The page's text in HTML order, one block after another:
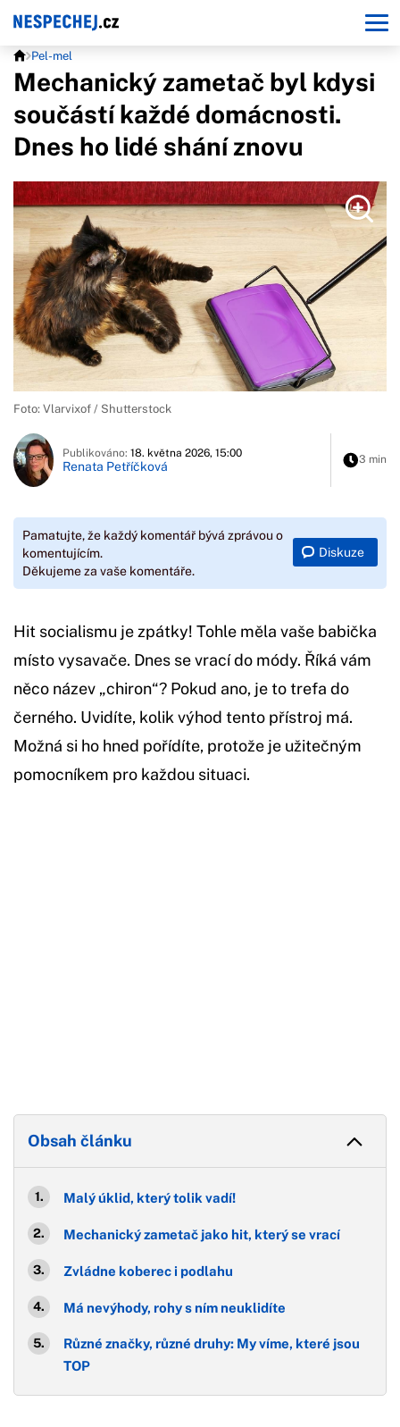
Pel-mel
Mechanický zametač byl kdysi
součástí každé domácnosti.
Dnes ho lidé shání znovu
Foto: Vlarvixof / Shutterstock
Publikováno: 18. května 2026, 15:00
Renata Petříčková 3 min
Pamatujte, že každý komentář bývá zprávou o
komentujícím.
Děkujeme za vaše komentáře.
Diskuze
Hit socialismu je zpátky! Tohle měla vaše babička
místo vysavače. Dnes se vrací do módy. Říká vám
něco název „chiron“? Pokud ano, je to trefa do
černého. Uvidíte, kolik výhod tento přístroj má.
Možná si ho hned pořídíte, protože je užitečným
pomocníkem pro každou situaci.
Obsah článku
Malý úklid, který tolik vadí!
Mechanický zametač jako hit, který se vrací
Zvládne koberec i podlahu
Má nevýhody, rohy s ním neuklidíte
Různé značky, různé druhy: My víme, které jsou
TOP